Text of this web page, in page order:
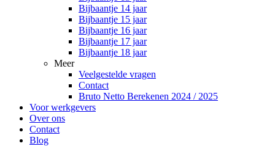
Bijbaantje 14 jaar
Bijbaantje 15 jaar
Bijbaantje 16 jaar
Bijbaantje 17 jaar
Bijbaantje 18 jaar
Meer
Veelgestelde vragen
Contact
Bruto Netto Berekenen 2024 / 2025
Voor werkgevers
Over ons
Contact
Blog